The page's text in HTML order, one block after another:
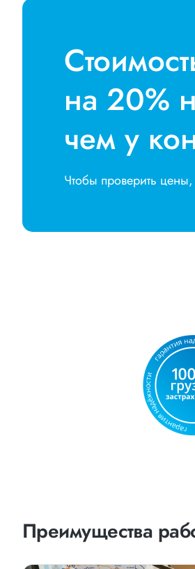
на 20%
чем у
Чтобы проверить цены,
Преимущества